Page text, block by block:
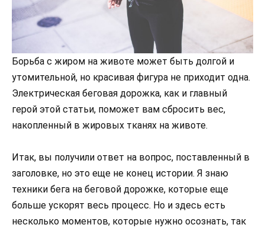
Борьба с жиром на животе может быть долгой и
утомительной, но красивая фигура не приходит одна.
Электрическая беговая дорожка, как и главный
герой этой статьи, поможет вам сбросить вес,
накопленный в жировых тканях на животе.
Итак, вы получили ответ на вопрос, поставленный в
заголовке, но это еще не конец истории. Я знаю
техники бега на беговой дорожке, которые еще
больше ускорят весь процесс. Но и здесь есть
несколько моментов, которые нужно осознать, так